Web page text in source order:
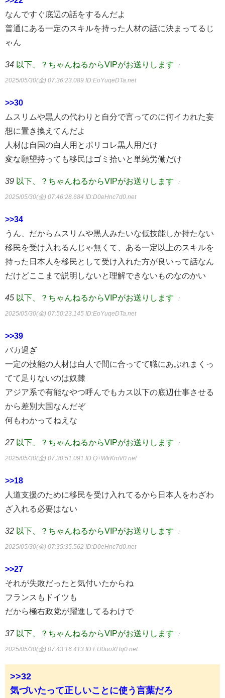
なんですぐ底辺の話をするんだよ
普通にある一定のスキルを持った人材の話に決まってるじ
ゃん
34 以下、？ちゃんねるからVIPがお送りします ：
2025/05/30(金) 07:36:23.089 ID:EoYuqeDTa.net
>>30
ムスリムや黒人の代わりと自分で言ってのに何イカれた妄
想に置き換えてんだよ
人材は自国の白人用とポリコレ黒人用だけ
変な願望持っても移民はゴミ拾いと単純労働だけ
39 以下、？ちゃんねるからVIPがお送りします ：
2025/05/30(金) 07:46:28.684 ID:D0eHnc7d0.net
>>34
うん、だからムスリムや黒人みたいな低技能しか持たない
移民を受け入れるんじゃ無くて、ある一定以上のスキルを
持った日本人を移民として受け入れた方が良いって話なん
だけどここまで説明しないと理解できないものなのかい
45 以下、？ちゃんねるからVIPがお送りします ：
2025/05/30(金) 07:50:23.145 ID:EoYuqeDTa.net
>>39
バカ過ぎ
一定の技能の人材は白人で間に合ってて職にあぶれまくっ
てて足りないのは奴隷
アジア系で有能なやつ呼んでもカス以下の底辺仕事させる
から差別大国なんだぞ
何もわかってねえな
27 以下、？ちゃんねるからVIPがお送りします ：
2025/05/30(金) 07:30:51.091 ID:Q+WIrKmV0.net
>>18
人道支援のために移民を受け入れてるから日本人をわざわ
ざ入れる必要はない
32 以下、？ちゃんねるからVIPがお送りします ：
2025/05/30(金) 07:35:35.562 ID:D0eHnc7d0.net
>>27
それが失敗だったと気付いたからね
フランスもドイツも
だから極右政党が躍進してるわけで
37 以下、？ちゃんねるからVIPがお送りします ：
2025/05/30(金) 07:43:16.413 ID:EU0uoXHq0.net
>>32
気づいたって正しいことに使う言葉だろ